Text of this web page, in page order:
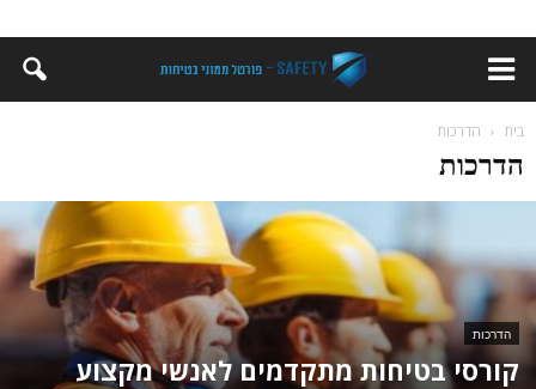
בית הדרכות
הדרכות
הדרכות
קורסי בטיחות מתקדמים לאנשי מקצוע